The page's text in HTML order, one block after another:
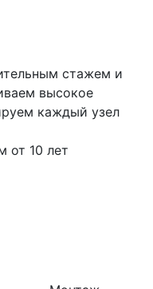
стажем и
высокое
каждый узел
от 10 лет